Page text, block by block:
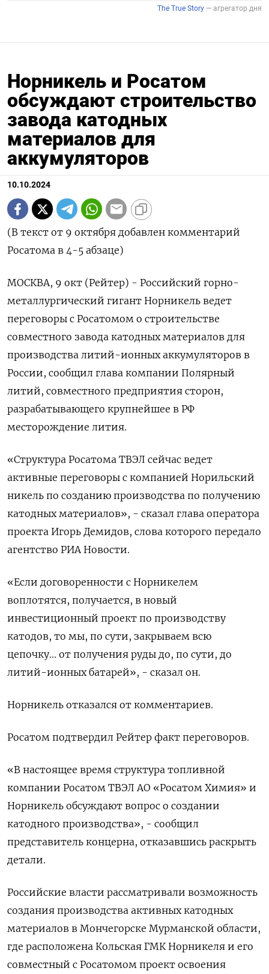
Норникель и Росатом
обсуждают строительство
завода катодных
материалов для
аккумуляторов
10.10.2024
(В текст от 9 октября добавлен комментарий
Росатома в 4-5 абзаце)
МОСКВА, 9 окт (Рейтер) - Российский горно-
металлургический гигант Норникель ведет
переговоры с Росатомом о строительстве
совместного завода катодных материалов для
производства литий-ионных аккумуляторов в
России, сообщил глава компании Полярный
литий, совместного предприятия сторон,
разрабатывающего крупнейшее в РФ
месторождение лития.
«Структура Росатома ТВЭЛ сейчас ведет
активные переговоры с компанией Норильский
никель по созданию производства по получению
катодных материалов», - сказал глава оператора
проекта Игорь Демидов, слова которого передало
агентство РИА Новости.
«Если договоренности с Норникелем
воплотятся, получается, в новый
инвестиционный проект по производству
катодов, то мы, по сути, закрываем всю
цепочку... от получения руды до, по сути, до
литий-ионных батарей», - сказал он.
Норникель отказался от комментариев.
Росатом подтвердил Рейтер факт переговоров.
«В настоящее время структура топливной
компании Росатом ТВЭЛ АО «Росатом Химия» и
Норникель обсуждают вопрос о создании
катодного производства», - сообщил
представитель концерна, отказавшись раскрыть
детали.
Российские власти рассматривали возможность
создания производства активных катодных
материалов в Мончегорске Мурманской области,
где расположена Кольская ГМК Норникеля и его
совместный с Росатомом проект освоения